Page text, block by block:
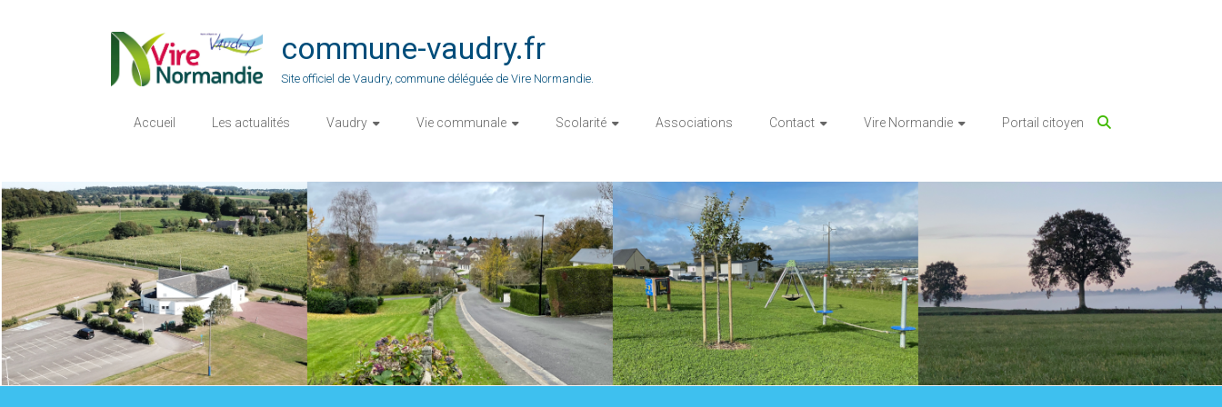
commune-vaudry.fr
Site officiel de Vaudry, commune déléguée de Vire Normandie.
Accueil Les actualités Vaudry Vie communale Scolarité Associations Contact Vire Normandie Portail citoyen